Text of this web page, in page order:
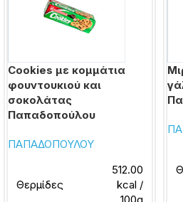
Cookies με κομμάτια
φουντουκιού και
σοκολάτας
Παπαδοπούλου
ΠΑΠΑΔΟΠΟΥΛΟΥ
Θερμίδες
512.00
kcal /